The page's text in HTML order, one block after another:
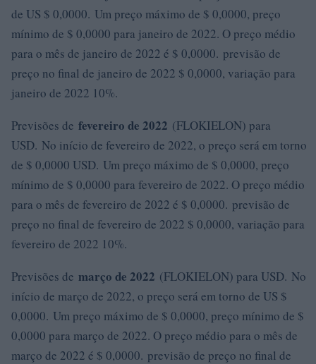
de US $ 0,0000. Um preço máximo de $ 0,0000, preço
mínimo de $ 0,0000 para janeiro de 2022. O preço médio
para o mês de janeiro de 2022 é $ 0,0000. previsão de
preço no final de janeiro de 2022 $ 0,0000, variação para
janeiro de 2022 10%.
Previsões de fevereiro de 2022 (FLOKIELON) para
USD. No início de fevereiro de 2022, o preço será em torno
de $ 0,0000 USD. Um preço máximo de $ 0,0000, preço
mínimo de $ 0,0000 para fevereiro de 2022. O preço médio
para o mês de fevereiro de 2022 é $ 0,0000. previsão de
preço no final de fevereiro de 2022 $ 0,0000, variação para
fevereiro de 2022 10%.
Previsões de março de 2022 (FLOKIELON) para USD. No
início de março de 2022, o preço será em torno de US $
0,0000. Um preço máximo de $ 0,0000, preço mínimo de $
0,0000 para março de 2022. O preço médio para o mês de
março de 2022 é $ 0,0000. previsão de preço no final de